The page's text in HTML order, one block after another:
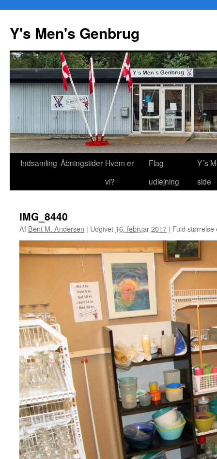
Y's Men's Genbrug
Hop
Indsamling Åbningstider Hvem er
vi?
Flag
udlejning
Y´s
side
IMG_8440
Af Bent M. Andersen | Udgivet 16. februar 2017 | Fuld